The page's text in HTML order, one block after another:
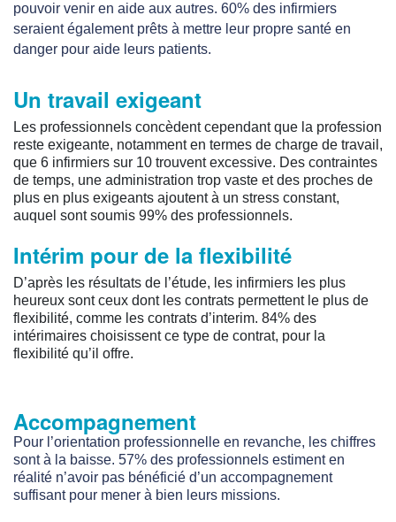
pouvoir venir en aide aux autres. 60% des infirmiers
seraient également prêts à mettre leur propre santé en
danger pour aide leurs patients.
Un travail exigeant
Les professionnels concèdent cependant que la profession
reste exigeante, notamment en termes de charge de travail,
que 6 infirmiers sur 10 trouvent excessive. Des contraintes
de temps, une administration trop vaste et des proches de
plus en plus exigeants ajoutent à un stress constant,
auquel sont soumis 99% des professionnels.
Intérim pour de la flexibilité
D’après les résultats de l’étude, les infirmiers les plus
heureux sont ceux dont les contrats permettent le plus de
flexibilité, comme les contrats d’interim. 84% des
intérimaires choisissent ce type de contrat, pour la
flexibilité qu’il offre.
Accompagnement
Pour l’orientation professionnelle en revanche, les chiffres
sont à la baisse. 57% des professionnels estiment en
réalité n’avoir pas bénéficié d’un accompagnement
suffisant pour mener à bien leurs missions.